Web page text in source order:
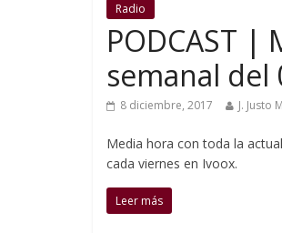
Radio
PODCAST |
semanal del
8 diciembre, 2017 J. Justo
Media hora con toda la
cada viernes en Ivoox.
Leer más